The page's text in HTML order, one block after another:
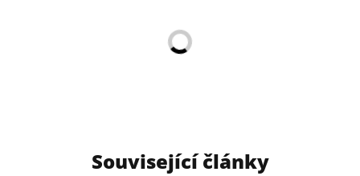
Související články